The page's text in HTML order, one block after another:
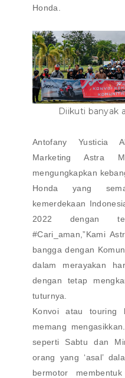
Honda.
Diikuti banyak
Antofany Yusticia
Marketing Astra
mengungkapkan
Honda yang
kemerdekaan
2022 dengan
#Cari_aman,”Kami
bangga dengan
dalam merayakan
dengan tetap
tuturnya.
Konvoi atau touring
memang
seperti Sabtu dan
orang yang ‘asal’
bermotor